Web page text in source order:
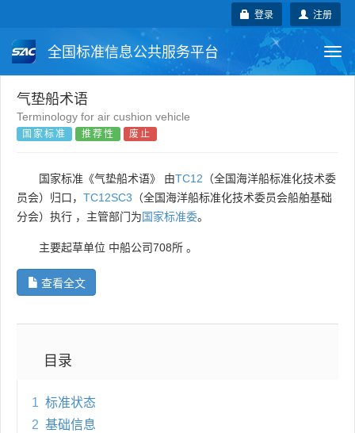
注册
登录
全国标准信息公共服务平台
国家标准
团体标准
国外标准 技术委员会
气垫船术语
Terminology for air cushion vehicle
国家标准 推荐性 废止
国家标准《气垫船术语》 由TC12 （全国海洋船标准化技术委
员会）归口， TC12SC3 （全国海洋船标准化技术委员会船舶基础
分会）执行 ，主管部门为国家标准委。
主要起草单位 中船公司708所 。
查看全文
目录
1 标准状态
2 基础信息